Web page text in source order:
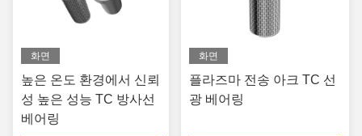
화면
높은 온도 환경에서 신뢰
성 높은 성능 TC 방사선
베어링
화면
플라즈마 전송 아크 TC 선
광 베어링